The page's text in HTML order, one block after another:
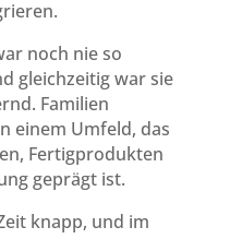
noch nie so
gleichzeitig war sie
Familien
einem Umfeld, das
Fertigprodukten
geprägt ist.
knapp, und im